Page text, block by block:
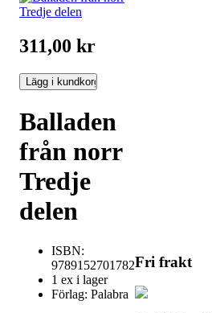
311,00 kr
Balladen
från norr
Tredje
delen
ISBN:
9789152701782
1 ex i lager
Förlag: Palabra
Fri frakt